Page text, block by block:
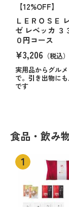
【12%OFF】
ＬＥＲＯＳＥ
ゼ レベッカ ３
０円コース
¥3,206 （税込）
実用品からグルメ
で。引き出物に
です
食品・飲み